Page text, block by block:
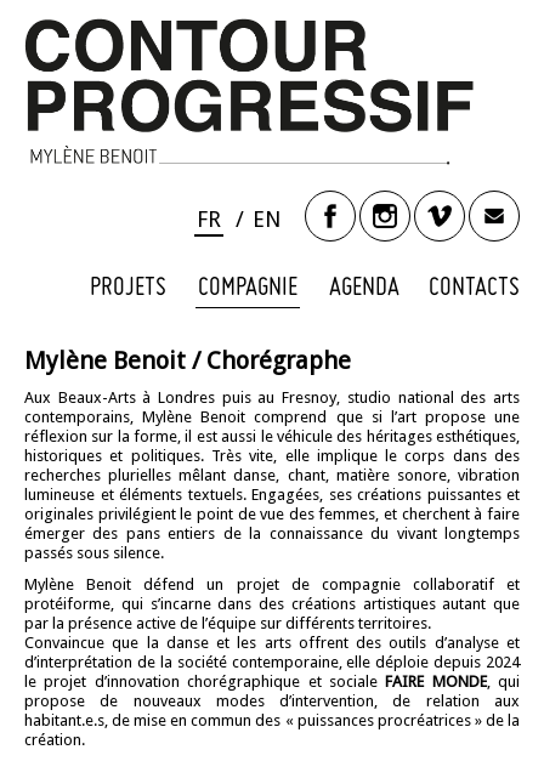
FR EN
PROJETS COMPAGNIE AGENDA CONTACTS
Mylène Benoit / Chorégraphe
Aux Beaux-Arts à Londres puis au Fresnoy, studio national des arts
contemporains, Mylène Benoit comprend que si l’art propose une
réflexion sur la forme, il est aussi le véhicule des héritages esthétiques,
historiques et politiques. Très vite, elle implique le corps dans des
recherches plurielles mêlant danse, chant, matière sonore, vibration
lumineuse et éléments textuels. Engagées, ses créations puissantes et
originales privilégient le point de vue des femmes, et cherchent à faire
émerger des pans entiers de la connaissance du vivant longtemps
passés sous silence.
Mylène Benoit défend un projet de compagnie collaboratif et
protéiforme, qui s’incarne dans des créations artistiques autant que
par la présence active de l’équipe sur différents territoires.
Convaincue que la danse et les arts offrent des outils d’analyse et
d’interprétation de la société contemporaine, elle déploie depuis 2024
le projet d’innovation chorégraphique et sociale FAIRE MONDE, qui
propose de nouveaux modes d’intervention, de relation aux
habitant.e.s, de mise en commun des « puissances procréatrices » de la
création.